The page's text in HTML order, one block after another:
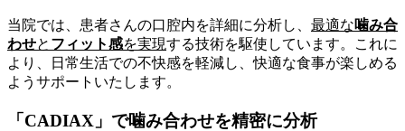
当院では、患者さんの口腔内を詳細に分析し、 最適な噛み合
わせと フィット感を実現する技術を駆使しています。これに
より、日常生活での不快感を軽減し、快適な食事が楽しめる
ようサポートいたします。
「CADIAX」で噛み合わせを精密に分析